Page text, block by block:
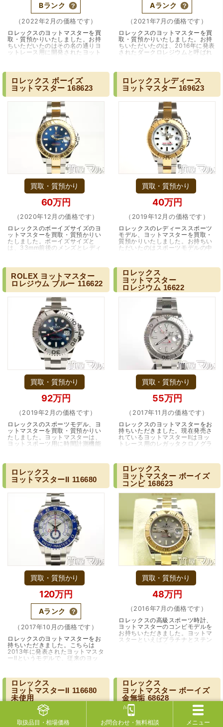
（兵庫県宝塚市）預かって頂くときに持っていた方の宝石
も見て頂く事が出き、購入した商品の価値をいろいろ教え
てもらえた事がとてもよかったです。親切な対応で、また
何かあった時にはこちらでお願いしたいと思いました。
（大阪府池田市）とても親切で丁寧な対応に感激いたしま
した。質屋さんはわりと利用して(主に中古品の購入)慣れて
いましたが、今までの質屋さんとは全く違う、とても良い
印象でした。何度でも伺いたくなりました。この度は、本
当にありがとうございました。
に査定をして頂き思いもよらない価格をいただきました。
正直他店の倍以上で驚きました。また機会があれば利用し
ます。
（大阪府東大阪市）ネットを見て安心できるお店であると
感じて飛び込みで訪問。飛びこみにも関わらず、とても親
切、丁ねいな対応をして頂き、思っていた以上の信用でき
るお店でした。満足いく金額で買い取って頂きました。あ
りがとうございます。
（兵庫県神戸市）別のお店でメール査定した際の1.5倍の金
額を提示いただけたので即決しました。楽器も安心してお
任せできそうです!
（大阪府大阪市）丁寧に査定していただいたうえ、商品保
管に関する知識も教えて頂けました。戻ってきた際には教
Bランク
（2022年2月の価格です）
ロレックスのヨットマスターを買
取・質預かりいたしました。お持
ちいただいたのはその名の通りヨ
ットレース用に開発されたヨット
ど展開され…（兵庫・川西市・雲
雀丘花屋敷）
Aランク
（2021年7月の価格です）
ロレックスのヨットマスターを買
取・質預かりいたしました。お持
ちいただいたのは、2016年に発表
されたダークロレジウムと呼ばれ
を受けて、…（大阪・箕面市）
ロレックス ボーイズ
ヨットマスター 168623
買取・質預かり
60万円
（2020年12月の価格です）
ロレックスのボーイズサイズのヨ
ットマスターを買取・質預かりい
たしました。ボーイズサイズと
は、33mm前後のメンズとレディ
女性や、腕がそれほ…（兵庫・伊
丹市）
ロレックス レディース
ヨットマスター 169623
買取・質預かり
40万円
（2019年12月の価格です）
ロレックスのレディーススポーツ
モデル、ヨットマスターを買取・
質預かりいたしました。お持ちい
ただいたのはスポーツモデルの中
と同様、ステン…（大阪市）
ROLEX ヨットマスター
ロレジウム ブルー 116622
買取・質預かり
92万円
（2019年2月の価格です）
ロレックスのスポーツモデル、ヨ
ットマスターを買取・質預かりい
たしました。ヨットマスターは、
ヨットスポーツ用に時間計測機能
違うの?と思…（大阪・豊中市）
ロレックス
ヨットマスター
ロレジウム 16622
買取・質預かり
55万円
（2017年11月の価格です）
ロレックスのヨットマスターをお
持ちいただきました。現在発売さ
れているヨットマスターIIはヨッ
トレース用のレガッタクロノグラ
った昨日はあり…（兵庫・伊丹
市）
ロレックス
ヨットマスターII 116680
買取・質預かり
120万円
Aランク
（2017年10月の価格です）
ロレックスのヨットマスターをお
持ちいただきました。こちらは
2013年に発表されたヨットマスタ
ーIIというモデルで、従来のヨッ
ています。ヨッ…（大阪・豊中
市）
ロレックス
ヨットマスター ボーイズ
コンビ 168623
買取・質預かり
48万円
（2016年7月の価格です）
ロレックスの高級スポーツ時計、
ヨットマスターのコンビモデルを
お持ちいただきました。ヨットマ
スターといえばプラチナとステン
ロレックス
ヨットマスターII 116680
未使用
ロレックス
ヨットマスター ボーイズ
金無垢 68628
取扱品目 ・相場価格 お問合わせ・無料相談 メニュー